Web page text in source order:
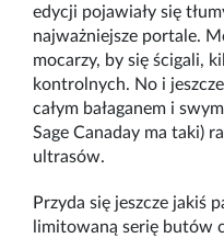
edycji pojawiały się
najważniejsze portale.
mocarzy, by się ścigali,
kontrolnych. No i
całym bałaganem i
Sage Canaday ma taki)
ultrasów.
Przyda się jeszcze jakiś
limitowaną serię butów